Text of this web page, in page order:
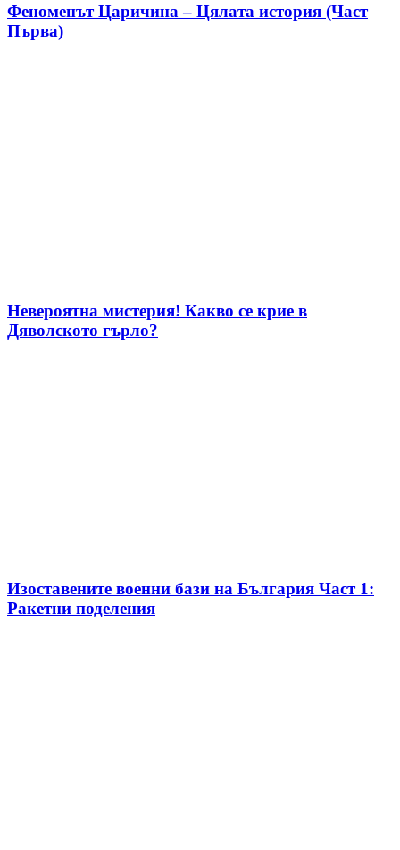
Феноменът Царичина – Цялата история (Част
Първа)
Невероятна мистерия! Какво се крие в
Дяволското гърло?
Изоставените военни бази на България Част 1:
Ракетни поделения